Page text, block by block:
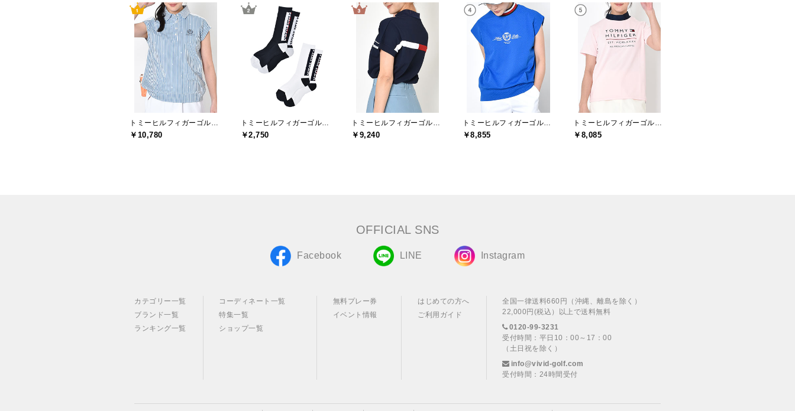
￥10,780 ￥2,750 ￥9,240 ￥8,855 ￥8,085
OFFICIAL SNS
Facebook LINE Instagram
カテゴリー一覧
ブランド一覧
ランキング一覧
コーディネート一覧
特集一覧
ショップ一覧
無料プレー券
イベント情報
はじめての方へ
ご利用ガイド
全国一律送料660円（沖縄、離島を除く）
22,000円(税込）以上で送料無料
0120-99-3231
受付時間：平日10：00～17：00
（土日祝を除く）
info@vivid-golf.com
受付時間：24時間受付